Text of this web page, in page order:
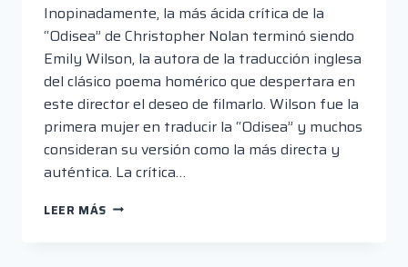
Inopinadamente, la más ácida crítica de la
“Odisea” de Christopher Nolan terminó siendo
Emily Wilson, la autora de la traducción inglesa
del clásico poema homérico que despertara en
este director el deseo de filmarlo. Wilson fue la
primera mujer en traducir la “Odisea” y muchos
consideran su versión como la más directa y
auténtica. La crítica…
LEER MÁS LOS